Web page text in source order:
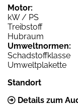
Motor:
kW / PS
Treibstoff
Hubraum
Umweltnormen:
Schadstoffklasse
Umweltplakette
Standort
Details zum